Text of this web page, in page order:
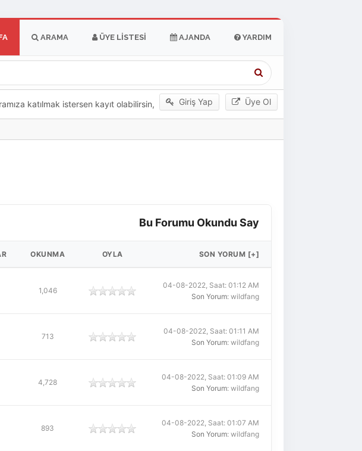
ARAMA ÜYE LISTESI AJANDA YARDIM
Giriş Yap Üye Ol
katılmak istersen kayıt olabilirsin,
Bu Forumu Okundu Say
OKUNMA OYLA SON YORUM [+]
1,046
04-08-2022, Saat: 01:12 AM
Son Yorum: wildfang
713
04-08-2022, Saat: 01:11 AM
Son Yorum: wildfang
4,728
04-08-2022, Saat: 01:09 AM
Son Yorum: wildfang
893
04-08-2022, Saat: 01:07 AM
Son Yorum: wildfang